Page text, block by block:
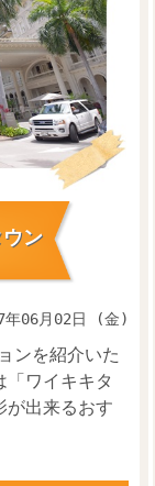
ン
年06月02日 (金)
ンを紹介いた
ワイキキタ
が出来るおす